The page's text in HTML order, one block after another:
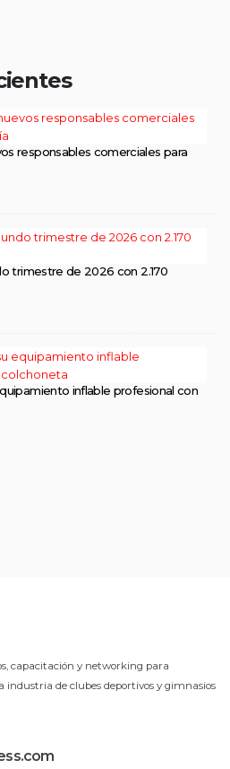
responsables comerciales para
trimestre de 2026 con 2.170
inflable profesional con
capacitación y networking para
industria de clubes deportivos y gimnasios